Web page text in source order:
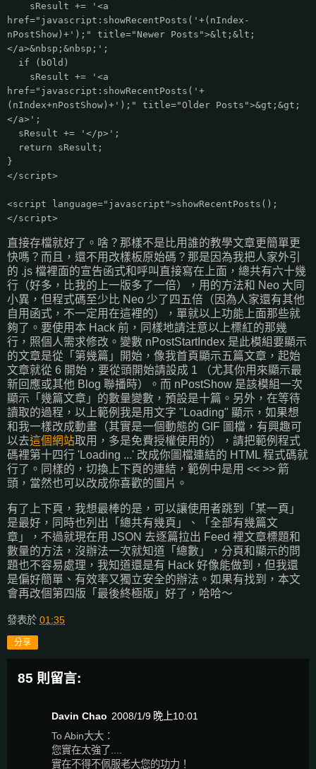
sResult += '<a
href="javascript:showRecentPosts('+(nIndex-
nPostShow)+');" title="Newer Posts">&lt;&lt;
</a>&nbsp;&nbsp;';
if (bOld)
sResult += '<a
href="javascript:showRecentPosts('+
(nIndex+nPostShow)+');" title="Older Posts">&gt;&gt;
</a>';
sResult += '</p>';
return sResult;
}
</script>
<script language="javascript">showRecentPosts();
</script>
直接存檔就好了。啥？那樣不是比用誰的教學文章更簡單更
快嗎？而且，還不用改樣板原始碼？那是因為我把人家外引
的 .js 檔裡面的宣告函式和呼叫直接寫在上面，總共有六十幾
行（好多，比我的上一版多了一倍），用的方法和 Neo 大同
小異，但程式碼至少比 Neo 少了四五倍（因為人家還有其他
自用函式，不一定用在這裡的），單就以上功能上面那些就
夠了。要使用本 Hack 前，同樣地請注意以上標紅的那幾
行，照個人需求修改。變數 nPostStartIndex 是此模組要顯示
的文章是從「第幾篇」開始，像我首頁顯示五篇文章，起始
文章就從 6 開始，要從頭開始請設成 1 （尤其你用來顯示最
新回應或其他 Blog 聯播時）。而 nPostShow 是該模組一次
顯示「幾篇文章」的數量變數，預設是十篇。另外，在等待
讀取的過程，以上範例我是用文字 "Loading" 顯示，如果想
和我一樣改成動畫（其實是一個動態的 GIF 圖檔，有興趣可
以去這個網站取用，多是免費授權使用的），請把範例程式
碼裡第十四行 'Loading ...' 改成你圖檔連結的 HTML 程式碼就
行了。同樣的，切換上下頁的連結，範例中是用 << >> 箭
頭，當然也可以改成你喜歡的圖片。
有了上下頁，我想最棒的是，可以讓使用者跳到「某一頁」
是最好，同時也列出「總共有幾頁」、「全部有幾篇文
章」，不過就現在用 JSON 去逐篇拉出 Feed 裡文章標題和
數量的方法，沒辦法一次就知道「總數」，分頁和顯示的問
題也不容易處理，我知道還是有 Hack 好像能做到，但我還
是偏好簡單、有效率又獨立安全的辦法。如果有找到，本文
會再改個第四版「最後終極版」好了，哈哈～
發表於 01:35
分享
85 則留言:
Davin Chao 2008/1/9 晚上10:01
To Abin大大：
您實在太強了....
實在不得不佩服老大您的功力！